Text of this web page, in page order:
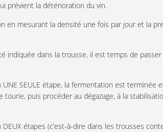
prévient la détérioration du vin.
en mesurant la densité une fois par jour et la
indiquée dans la trousse, il est temps de passer
SEULE étape, la fermentation est terminée
tourie, puis procéder au dégazage, à la
étapes (c’est-à-dire dans les trousses